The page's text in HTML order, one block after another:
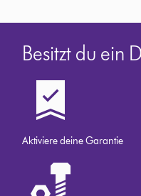
Besitzt du ein
Aktiviere deine Garantie